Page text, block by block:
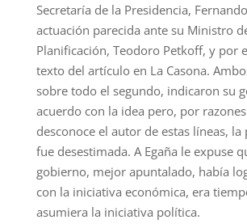
Secretaría de la Presidencia,
actuación parecida ante su Ministro
Planificación, Teodoro Petkoff, y por
texto del artículo en La Casona.
sobre todo el segundo, indicaron su
acuerdo con la idea pero, por
desconoce el autor de estas líneas,
fue desestimada. A Egaña le expuse
gobierno, mejor apuntalado, había
con la iniciativa económica, era
asumiera la iniciativa política.